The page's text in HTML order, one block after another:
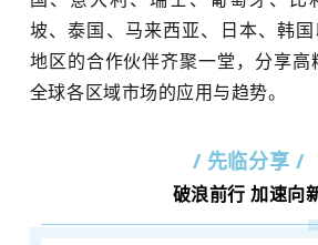
坡、泰国、马来西亚、日本、韩
地区的合作伙伴齐聚一堂，分享
全球各区域市场的应用与趋势。
/ 先临分享 /
破浪前行 加速向